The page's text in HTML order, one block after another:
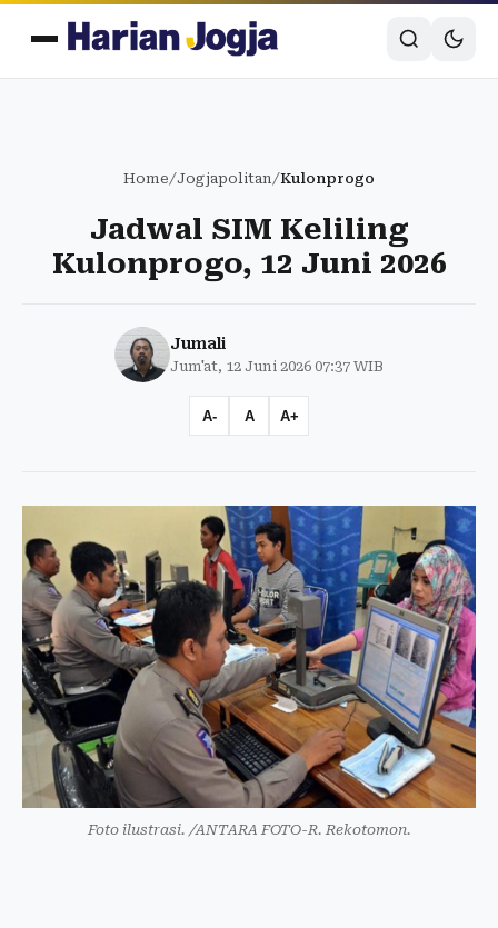
Home/Jogjapolitan/Kulonprogo
Jadwal SIM Keliling
Kulonprogo, 12 Juni 2026
Jumali
Jum'at, 12 Juni 2026 07:37 WIB
A- A A+
Foto ilustrasi. /ANTARA FOTO-R. Rekotomon.